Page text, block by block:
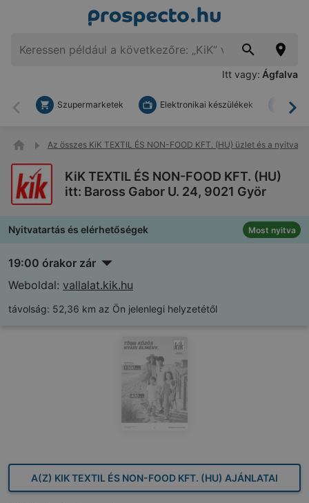
Itt vagy: Ágfalva
Vissza
Szupermarketek Elektronikai készülékek
Az összes KiK TEXTIL ÉS NON-FOOD KFT. (HU) üzlet és a
KiK TEXTIL ÉS NON-FOOD KFT. (HU)
itt: Baross Gabor U. 24, 9021 Györ
Nyitvatartás és elérhetőségek Most nyitva
19:00 órakor zár
Weboldal: vallalat.kik.hu
távolság: 52,36 km az Ön jelenlegi helyzetétől
A(Z) KIK TEXTIL ÉS NON-FOOD KFT. (HU) AJÁNLATAI